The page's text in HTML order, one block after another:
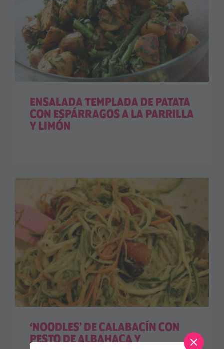
ENSALADA TEMPLADA DE PATATA
CON ESPÁRRAGOS A LA PARRILLA
Y LIMÓN
‘NOODLES’ DE CALABACÍN CON
PESTO DE ALBAHACA Y